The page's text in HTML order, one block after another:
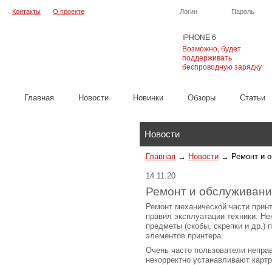
IPHONE 6
Возможно, будет
поддерживать
беспроводную зарядку
Логин Пароль
Контакты О проекте
Главная Новости Новинки Обзоры Cтатьи
Новости
Главная → Новости → Ремонт и
14.11.20
Ремонт и
Ремонт механической части
правил эксплуатации техники.
предметы (скобы, скрепки и др.)
элементов принтера.
Очень часто пользователи
некорректно устанавливают